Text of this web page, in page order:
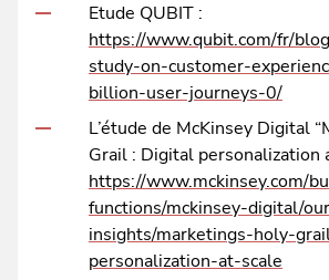
Etude QUBIT :
https://www.qubit.com/fr/
study-on-customer-
billion-user-journeys-0/
L’étude de McKinsey Digital
Grail : Digital personalization
https://www.mckinsey.com/
functions/mckinsey-digital/
insights/marketings-holy-
personalization-at-scale